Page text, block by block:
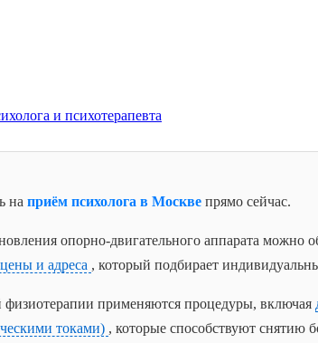
и психотерапевта
на приём психолога в Москве прямо сейчас.
опорно-двигательного аппарата можно
и адреса , который подбирает
физиотерапии применяются процедуры, включая
токами) , которые способствуют снятию